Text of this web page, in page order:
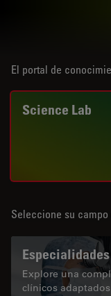
El portal de
Science Lab
Seleccione su
Explore una
clínicos